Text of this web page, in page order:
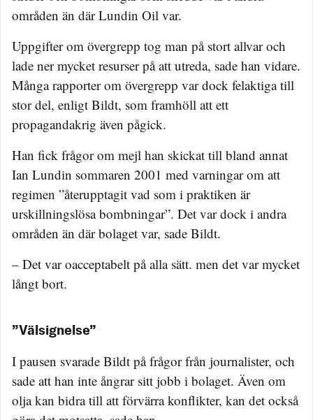
områden än där Lundin Oil var.
Uppgifter om övergrepp tog man på stort allvar och
lade ner mycket resurser på att utreda, sade han vidare.
Många rapporter om övergrepp var dock felaktiga till
stor del, enligt Bildt, som framhöll att ett
propagandakrig även pågick.
Han fick frågor om mejl han skickat till bland annat
Ian Lundin sommaren 2001 med varningar om att
regimen ”återupptagit vad som i praktiken är
urskillningslösa bombningar”. Det var dock i andra
områden än där bolaget var, sade Bildt.
– Det var oacceptabelt på alla sätt. men det var mycket
långt bort.
”Välsignelse”
I pausen svarade Bildt på frågor från journalister, och
sade att han inte ångrar sitt jobb i bolaget. Även om
olja kan bidra till att förvärra konflikter, kan det också